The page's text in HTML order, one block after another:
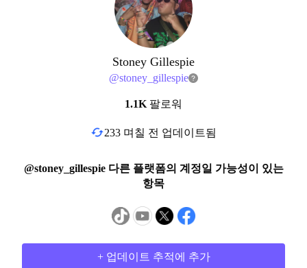
Stoney Gillespie
@stoney_gillespie
1.1K 팔로워
233 며칠 전 업데이트됨
@stoney_gillespie 다른 플랫폼의 계정일 가능성이 있는
항목
+ 업데이트 추적에 추가